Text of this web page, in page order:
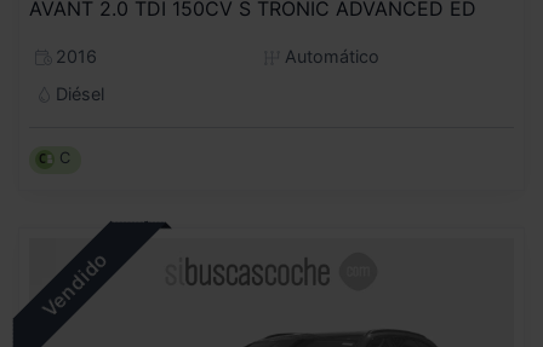
AVANT 2.0 TDI 150CV S TRONIC ADVANCED ED
2016
Automático
Diésel
C